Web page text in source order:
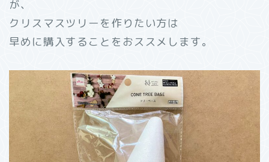
が、
クリスマスツリーを作りたい方は
早めに購入することをおススメします。